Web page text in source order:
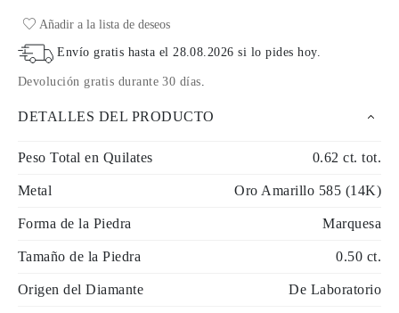
Añadir a la lista de deseos
Envío gratis hasta el 28.08.2026 si lo pides hoy.
Devolución gratis durante 30 días
DETALLES DEL PRODUCTO
Peso Total en Quilates 0.62 ct. tot.
Metal Oro Amarillo 585 (14K)
Forma de la Piedra Marquesa
Tamaño de la Piedra 0.50 ct.
Origen del Diamante De Laboratorio